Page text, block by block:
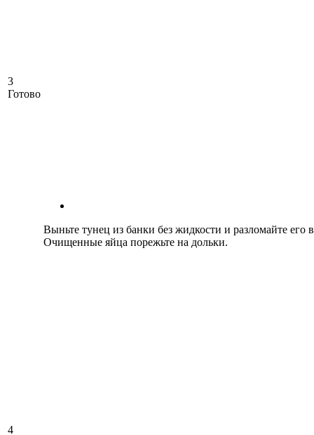
3
Готово
Выньте тунец из банки без жидкости и разломайте его
Очищенные яйца порежьте на дольки.
4